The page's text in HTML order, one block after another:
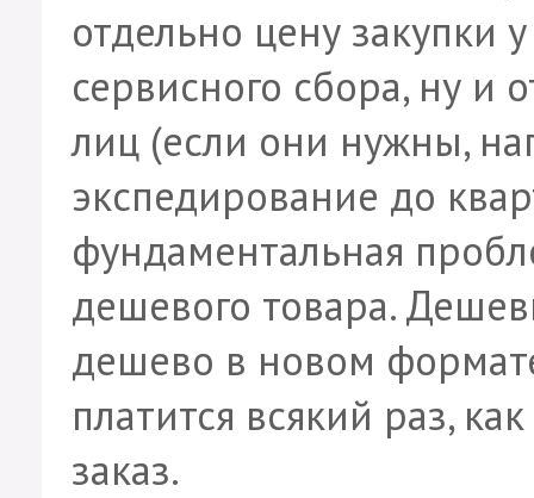
отдельно цену закупки
сервисного сбора, ну и
лиц (если они нужны,
экспедирование до
фундаментальная
дешевого товара.
дешево в новом
платится всякий раз,
заказ.